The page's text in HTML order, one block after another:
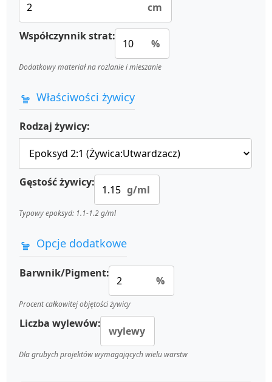
cm
Współczynnik strat:
%
Dodatkowy materiał na rozlanie i mieszanie
Właściwości żywicy
Rodzaj żywicy:
Gęstość żywicy:
g/ml
Typowy epoksyd: 1.1-1.2 g/ml
Opcje dodatkowe
Barwnik/Pigment:
%
Procent całkowitej objętości żywicy
Liczba wylewów:
wylewy
Dla grubych projektów wymagających wielu warstw